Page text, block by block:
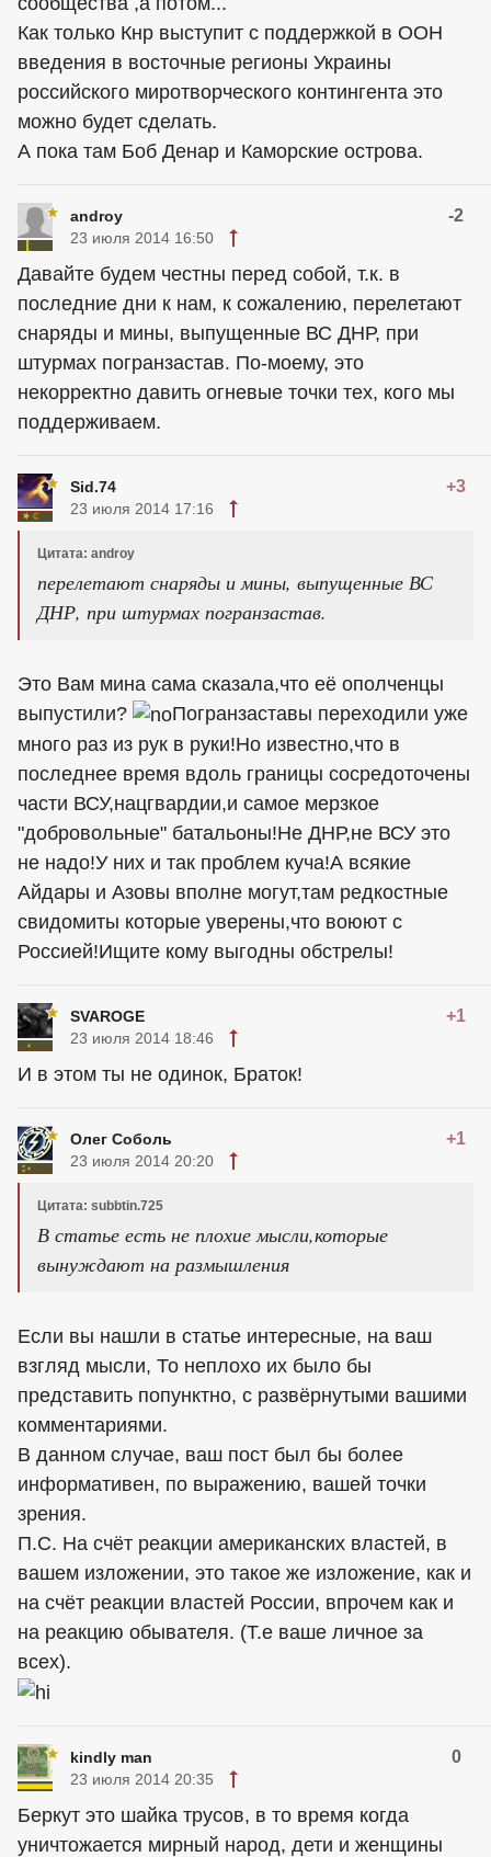
Как только Кнр выступит с поддержкой в ООН
введения в восточные регионы Украины
российского миротворческого контингента это
можно будет сделать.
А пока там Боб Денар и Каморские острова.
androy -2
23 июля 2014 16:50
Давайте будем честны перед собой, т.к. в
последние дни к нам, к сожалению, перелетают
снаряды и мины, выпущенные ВС ДНР, при
штурмах погранзастав. По-моему, это
некорректно давить огневые точки тех, кого мы
поддерживаем.
Sid.74 +3
23 июля 2014 17:16
Цитата: androy
перелетают снаряды и мины, выпущенные ВС
ДНР, при штурмах погранзастав.
Это Вам мина сама сказала,что её ополченцы
выпустили?
Погранзаставы переходили уже
много раз из рук в руки!Но известно,что в
последнее время вдоль границы сосредоточены
части ВСУ,нацгвардии,и самое мерзкое
"добровольные" батальоны!Не ДНР,не ВСУ это
не надо!У них и так проблем куча!А всякие
Айдары и Азовы вполне могут,там редкостные
свидомиты которые уверены,что воюют с
Россией!Ищите кому выгодны обстрелы!
SVAROGE +1
23 июля 2014 18:46
И в этом ты не одинок, Браток!
Олег Соболь +1
23 июля 2014 20:20
Цитата: subbtin.725
В статье есть не плохие мысли,которые
вынуждают на размышления
Если вы нашли в статье интересные, на ваш
взгляд мысли, То неплохо их было бы
представить попунктно, с развёрнутыми вашими
комментариями.
В данном случае, ваш пост был бы более
информативен, по выражению, вашей точки
зрения.
П.С. На счёт реакции американских властей, в
вашем изложении, это такое же изложение, как и
на счёт реакции властей России, впрочем как и
на реакцию обывателя. (Т.е ваше личное за
всех).
kindly man 0
23 июля 2014 20:35
Беркут это шайка трусов, в то время когда
уничтожается мирный народ, дети и женщины